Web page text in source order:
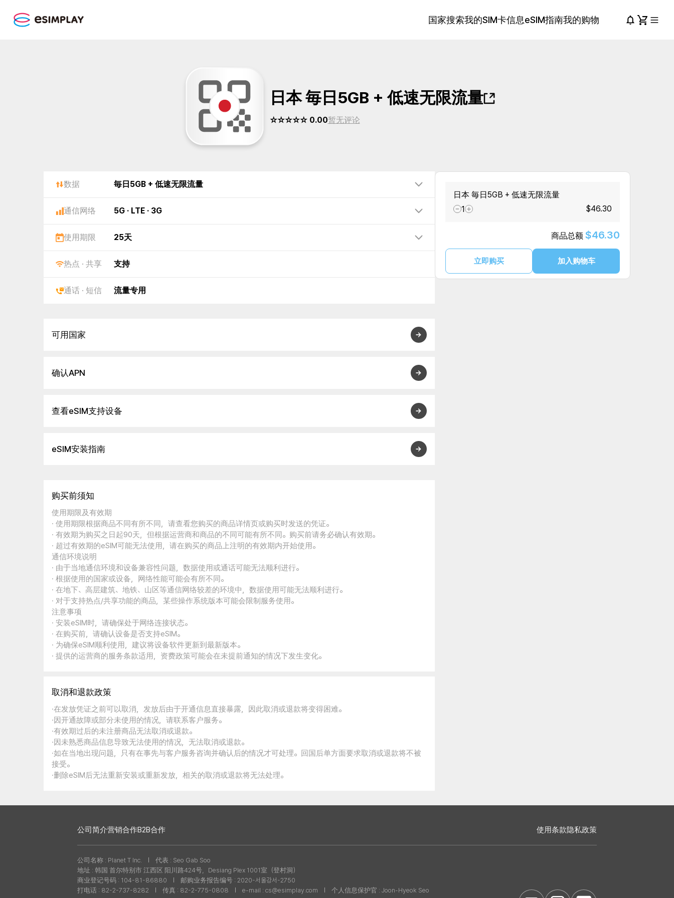
国家搜索我的SIM卡信息eSIM指南我的购物
日本 毎日5GB + 低速无限流量
☆☆☆☆☆ 0.00暂无评论
数据 毎日5GB + 低速无限流量
通信网络 5G · LTE · 3G
使用期限 25天
热点 · 共享 支持
通话 · 短信 流量专用
可用国家
确认APN
查看eSIM支持设备
eSIM安装指南
购买前须知
使用期限及有效期
· 使用期限根据商品不同有所不同，请查看您购买的商品详情页或购买时发送的凭证。
· 有效期为购买之日起90天，但根据运营商和商品的不同可能有所不同。购买前请务必确认有效期。
· 超过有效期的eSIM可能无法使用，请在购买的商品上注明的有效期内开始使用。
通信环境说明
· 由于当地通信环境和设备兼容性问题，数据使用或通话可能无法顺利进行。
· 根据使用的国家或设备，网络性能可能会有所不同。
· 在地下、高层建筑、地铁、山区等通信网络较差的环境中，数据使用可能无法顺利进行。
· 对于支持热点/共享功能的商品，某些操作系统版本可能会限制服务使用。
注意事项
· 安装eSIM时，请确保处于网络连接状态。
· 在购买前，请确认设备是否支持eSIM。
· 为确保eSIM顺利使用，建议将设备软件更新到最新版本。
· 提供的运营商的服务条款适用，资费政策可能会在未提前通知的情况下发生变化。
取消和退款政策
·在发放凭证之前可以取消，发放后由于开通信息直接暴露，因此取消或退款将变得困难。
·因开通故障或部分未使用的情况，请联系客户服务。
·有效期过后的未注册商品无法取消或退款。
·因未熟悉商品信息导致无法使用的情况，无法取消或退款。
·如在当地出现问题，只有在事先与客户服务咨询并确认后的情况才可处理。回国后单方面要求取消或退款将不被
接受。
·删除eSIM后无法重新安装或重新发放，相关的取消或退款将无法处理。
日本 毎日5GB + 低速无限流量
1
$46.30
商品总额 $46.30
立即购买 加入购物车
公司简介营销合作B2B合作 使用条款隐私政策
公司名称 : Planet T Inc.
代表 : Seo Gab Soo
地址 : 韩国 首尔特别市 江西区 阳川路424号，Desiang Plex 1001室（登村洞）
商业登记号码 : 104-81-86880
邮购业务报告编号 : 2020-서울강서-2750
打电话 : 82-2-737-8282
传真 : 82-2-775-0808 e-mail : cs@esimplay.com 个人信息保护官 : Joon-Hyeok Seo